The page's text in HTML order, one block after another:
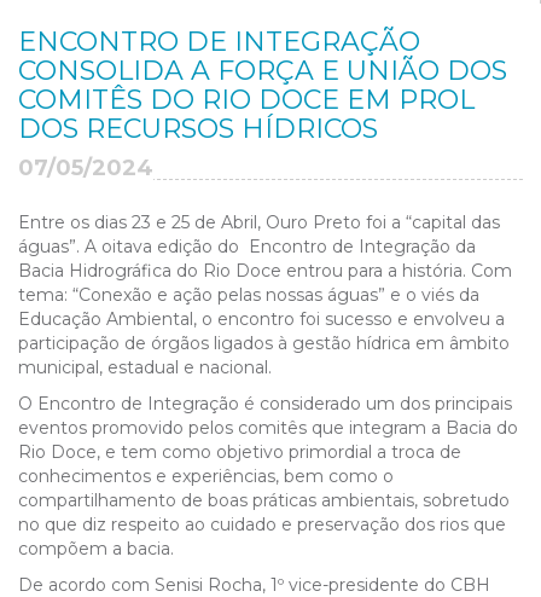
ENCONTRO DE INTEGRAÇÃO
CONSOLIDA A FORÇA E UNIÃO DOS
COMITÊS DO RIO DOCE EM PROL
DOS RECURSOS HÍDRICOS
07/05/2024
Entre os dias 23 e 25 de Abril, Ouro Preto foi a “capital das
águas”. A oitava edição do Encontro de Integração da
Bacia Hidrográfica do Rio Doce entrou para a história. Com
tema: “Conexão e ação pelas nossas águas” e o viés da
Educação Ambiental, o encontro foi sucesso e envolveu a
participação de órgãos ligados à gestão hídrica em âmbito
municipal, estadual e nacional.
O Encontro de Integração é considerado um dos principais
eventos promovido pelos comitês que integram a Bacia do
Rio Doce, e tem como objetivo primordial a troca de
conhecimentos e experiências, bem como o
compartilhamento de boas práticas ambientais, sobretudo
no que diz respeito ao cuidado e preservação dos rios que
compõem a bacia.
De acordo com Senisi Rocha, 1º vice-presidente do CBH